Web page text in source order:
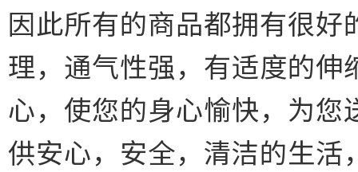
因此所有的商品都拥有很
理，通气性强，有适度的
心，使您的身心愉快，为
供安心，安全，清洁的生